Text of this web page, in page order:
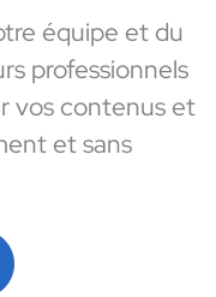
équipe et du
professionnels
vos contenus et
et sans